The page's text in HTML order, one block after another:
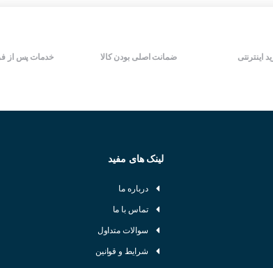
اینترنتی ضمانت اصلی بودن کالا خدمات پس از
لینک های مفید
درباره ما
تماس با ما
سوالات متداول
شرایط و قوانین